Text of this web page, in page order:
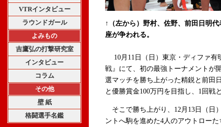
VTRインタビュー
ラウンドガール
よみもの
吉鷹弘の打撃研究室
インタビュー
コラム
その他
壁 紙
格闘選手名鑑
↑（左から）野村、佐野、前田日明
座が争われる。
10月11日（日）東京・ディファ有
戦』にて、初の最強トーナメントが
選マッチを勝ち上がった精鋭と前田
と優勝賞金100万円を目指し、1回戦
そこで勝ち上がり、12月13日（日
ントへ駒を進めた4人のアウトロー